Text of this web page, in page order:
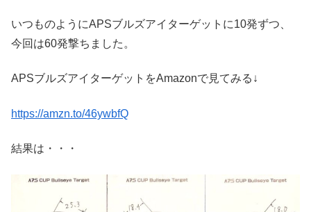
いつものようにAPSブルズアイターゲットに10発ずつ、
今回は60発撃ちました。
APSブルズアイターゲットをAmazonで見てみる↓
https://amzn.to/46ywbfQ
結果は・・・